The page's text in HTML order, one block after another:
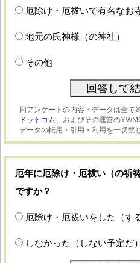
厄除け・厄祓いで有名なお
地元の氏神様（の神社）
その他
同アンケートの内容・データは全て
ドットコム、 およびその運営の
データの転用・引用・利用を一切禁
厄年に厄除け・厄祓い（の祈
ですか？
厄除け・厄祓いをした（す
しなかった（しない予定だ）